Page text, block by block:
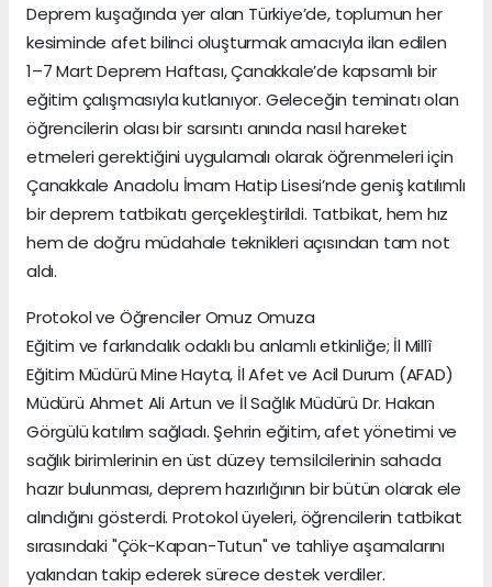
Deprem kuşağında yer alan Türkiye’de, toplumun her
kesiminde afet bilinci oluşturmak amacıyla ilan edilen
1–7 Mart Deprem Haftası, Çanakkale’de kapsamlı bir
eğitim çalışmasıyla kutlanıyor. Geleceğin teminatı olan
öğrencilerin olası bir sarsıntı anında nasıl hareket
etmeleri gerektiğini uygulamalı olarak öğrenmeleri için
Çanakkale Anadolu İmam Hatip Lisesi’nde geniş katılımlı
bir deprem tatbikatı gerçekleştirildi. Tatbikat, hem hız
hem de doğru müdahale teknikleri açısından tam not
aldı.
Protokol ve Öğrenciler Omuz Omuza
Eğitim ve farkındalık odaklı bu anlamlı etkinliğe; İl Millî
Eğitim Müdürü Mine Hayta, İl Afet ve Acil Durum (AFAD)
Müdürü Ahmet Ali Artun ve İl Sağlık Müdürü Dr. Hakan
Görgülü katılım sağladı. Şehrin eğitim, afet yönetimi ve
sağlık birimlerinin en üst düzey temsilcilerinin sahada
hazır bulunması, deprem hazırlığının bir bütün olarak ele
alındığını gösterdi. Protokol üyeleri, öğrencilerin tatbikat
sırasındaki "Çök-Kapan-Tutun" ve tahliye aşamalarını
yakından takip ederek sürece destek verdiler.